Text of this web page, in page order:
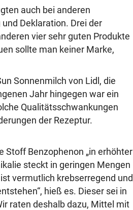
auch bei anderen
Deklaration. Drei der
vier sehr guten Produkte
sollte man keiner Marke,
Sonnenmilch von Lidl, die
Jahr hingegen war ein
Qualitätsschwankungen
der Rezeptur.
Stoff Benzophenon „in erhöhter
steckt in geringen Mengen
vermutlich krebserregend und
hieß es. Dieser sei in
raten deshalb dazu, Mittel mit